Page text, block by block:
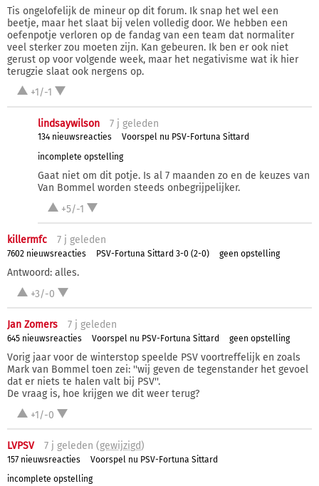
Tis ongelofelijk de mineur op dit forum. Ik snap het wel een
beetje, maar het slaat bij velen volledig door. We hebben een
oefenpotje verloren op de fandag van een team dat normaliter
veel sterker zou moeten zijn. Kan gebeuren. Ik ben er ook niet
gerust op voor volgende week, maar het negativisme wat ik hier
terugzie slaat ook nergens op.
+1/-1
lindsaywilson 7 j geleden
134 nieuwsreacties
Voorspel nu PSV-Fortuna Sittard
incomplete opstelling
Gaat niet om dit potje. Is al 7 maanden zo en de keuzes van
Van Bommel worden steeds onbegrijpelijker.
+5/-1
killermfc 7 j geleden
7602 nieuwsreacties PSV-Fortuna Sittard 3-0 (2-0) geen opstelling
Antwoord: alles.
+3/-0
Jan Zomers 7 j geleden
645 nieuwsreacties Voorspel nu PSV-Fortuna Sittard geen opstelling
Vorig jaar voor de winterstop speelde PSV voortreffelijk en zoals
Mark van Bommel toen zei: ''wij geven de tegenstander het gevoel
dat er niets te halen valt bij PSV''.
De vraag is, hoe krijgen we dit weer terug?
+1/-0
LVPSV 7 j geleden (gewijzigd)
157 nieuwsreacties
Voorspel nu PSV-Fortuna Sittard
incomplete opstelling